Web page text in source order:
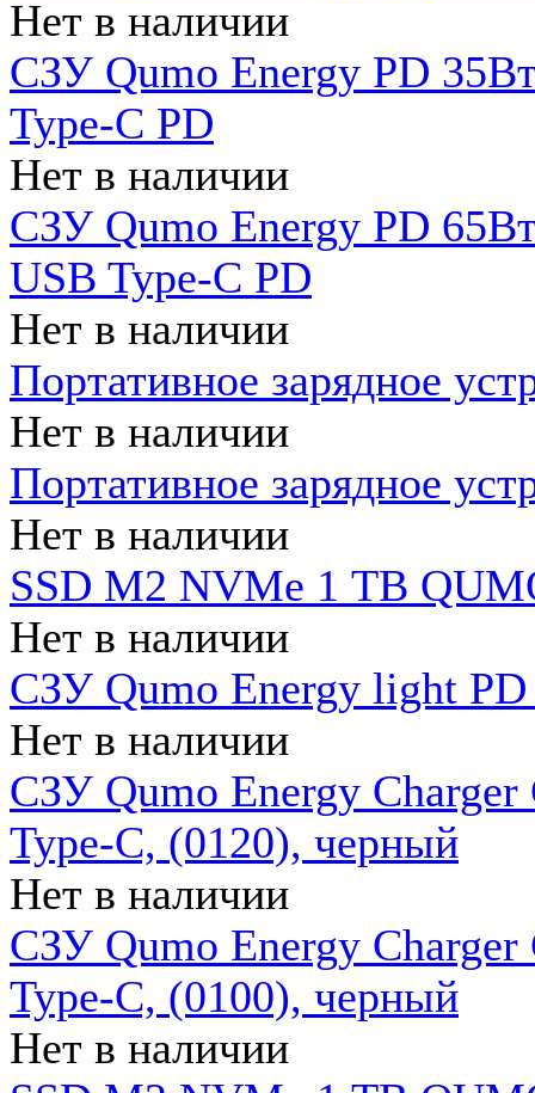
Нет в наличии
СЗУ Qumo Energy PD
Type-C PD
Нет в наличии
СЗУ Qumo Energy PD
USB Type-C PD
Нет в наличии
Портативное зарядное
Нет в наличии
Портативное зарядное
Нет в наличии
SSD M2 NVMe 1 ТB
Нет в наличии
СЗУ Qumo Energy light PD
Нет в наличии
СЗУ Qumo Energy
Type-C, (0120), черный
Нет в наличии
СЗУ Qumo Energy
Type-C, (0100), черный
Нет в наличии